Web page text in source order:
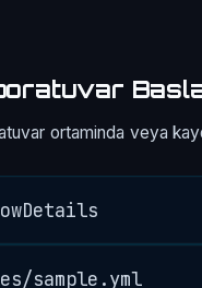
ortaminda veya